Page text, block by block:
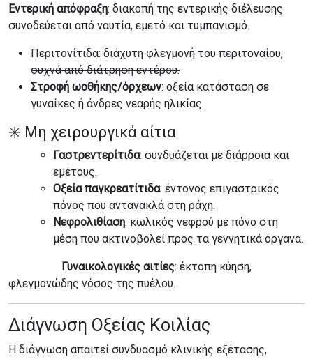
Εντερική απόφραξη: διακοπή της εντερικής διέλευσης·
συνοδεύεται από ναυτία, εμετό και τυμπανισμό.
Περιτονίτιδα: διάχυτη φλεγμονή του περιτοναίου,
συχνά από διάτρηση εντέρου.
Στροφή ωοθήκης/όρχεων: οξεία κατάσταση σε
γυναίκες ή άνδρες νεαρής ηλικίας.
✳️ Μη χειρουργικά αίτια
Γαστρεντερίτιδα: συνδυάζεται με διάρροια και
εμέτους.
Οξεία παγκρεατίτιδα: έντονος επιγαστρικός
πόνος που αντανακλά στη ράχη.
Νεφρολιθίαση: κωλικός νεφρού με πόνο στη
μέση που ακτινοβολεί προς τα γεννητικά όργανα.
Γυναικολογικές αιτίες: έκτοπη κύηση,
φλεγμονώδης νόσος της πυέλου.
Διάγνωση Οξείας Κοιλίας
Η διάγνωση απαιτεί συνδυασμό κλινικής εξέτασης,